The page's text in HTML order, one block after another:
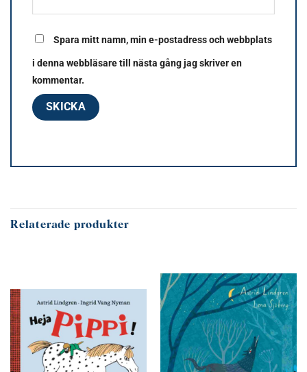
Spara mitt namn, min e-postadress och webbplats
i denna webbläsare till nästa gång jag skriver en
kommentar.
Relaterade produkter